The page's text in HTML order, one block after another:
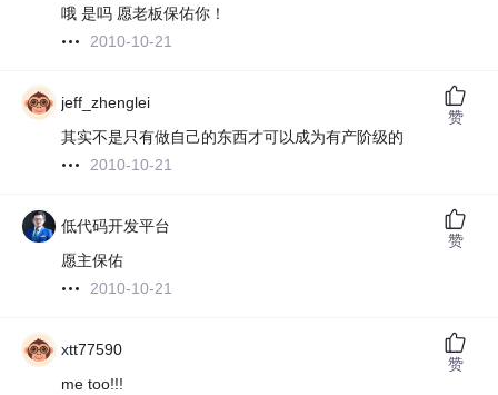
哦 是吗 愿老板保佑你！
2010-10-21
jeff_zhenglei
其实不是只有做自己的东西才可以成为有产阶级的
2010-10-21
赞
低代码开发平台
愿主保佑
2010-10-21
赞
xtt77590
me too!!!
赞